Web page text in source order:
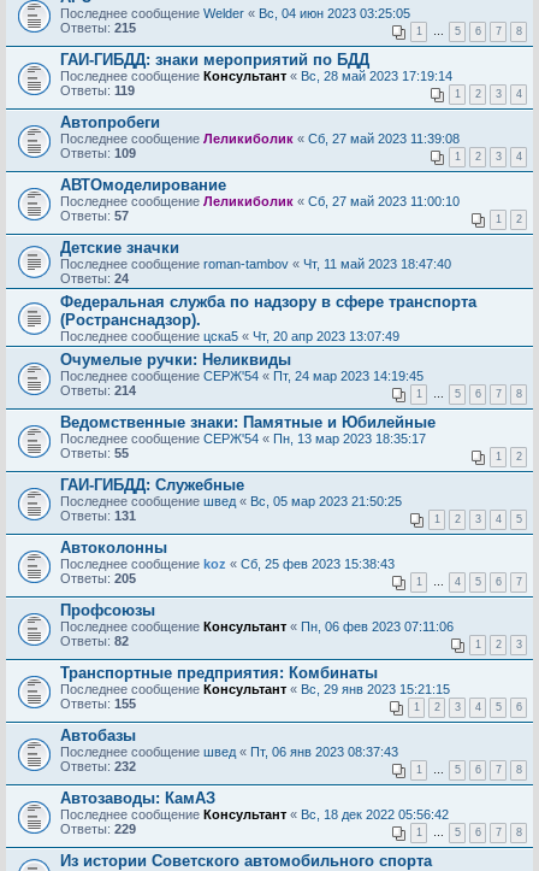
Последнее сообщение Welder « Вс, 04 июн 2023 03:25:05
Ответы: 215 1 … 5 6 7 8
ГАИ-ГИБДД: знаки мероприятий по БДД
Последнее сообщение Консультант « Вс, 28 май 2023 17:19:14
Ответы: 119 1 2 3 4
Автопробеги
Последнее сообщение Леликиболик « Сб, 27 май 2023 11:39:08
Ответы: 109 1 2 3 4
АВТОмоделирование
Последнее сообщение Леликиболик « Сб, 27 май 2023 11:00:10
Ответы: 57 1 2
Детские значки
Последнее сообщение roman-tambov « Чт, 11 май 2023 18:47:40
Ответы: 24
Федеральная служба по надзору в сфере транспорта
(Ространснадзор).
Последнее сообщение цска5 « Чт, 20 апр 2023 13:07:49
Очумелые ручки: Неликвиды
Последнее сообщение СЕРЖ'54 « Пт, 24 мар 2023 14:19:45
Ответы: 214 1 … 5 6 7 8
Ведомственные знаки: Памятные и Юбилейные
Последнее сообщение СЕРЖ'54 « Пн, 13 мар 2023 18:35:17
Ответы: 55 1 2
ГАИ-ГИБДД: Служебные
Последнее сообщение швед « Вс, 05 мар 2023 21:50:25
Ответы: 131 1 2 3 4 5
Автоколонны
Последнее сообщение koz « Сб, 25 фев 2023 15:38:43
Ответы: 205 1 … 4 5 6 7
Профсоюзы
Последнее сообщение Консультант « Пн, 06 фев 2023 07:11:06
Ответы: 82 1 2 3
Транспортные предприятия: Комбинаты
Последнее сообщение Консультант « Вс, 29 янв 2023 15:21:15
Ответы: 155 1 2 3 4 5 6
Автобазы
Последнее сообщение швед « Пт, 06 янв 2023 08:37:43
Ответы: 232 1 … 5 6 7 8
Автозаводы: КамАЗ
Последнее сообщение Консультант « Вс, 18 дек 2022 05:56:42
Ответы: 229 1 … 5 6 7 8
Из истории Советского автомобильного спорта